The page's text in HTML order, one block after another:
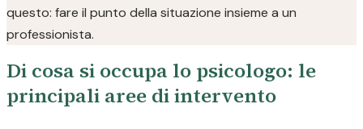
questo: fare il punto della situazione insieme a un
professionista.
Di cosa si occupa lo psicologo: le
principali aree di intervento